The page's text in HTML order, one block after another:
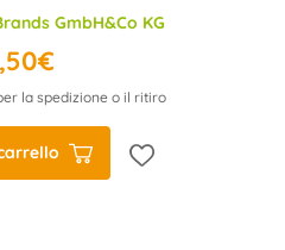
GmbH&Co KG
la spedizione o il ritiro